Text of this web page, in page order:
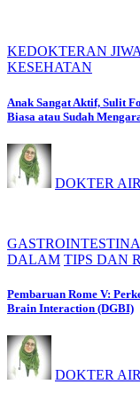
KEDOKTERAN JIWA
KESEHATAN
Anak Sangat Aktif, Sulit
Biasa atau Sudah
DOKTER
DALAM TIPS DAN
Pembaruan Rome V:
Brain Interaction (DGBI)
DOKTER